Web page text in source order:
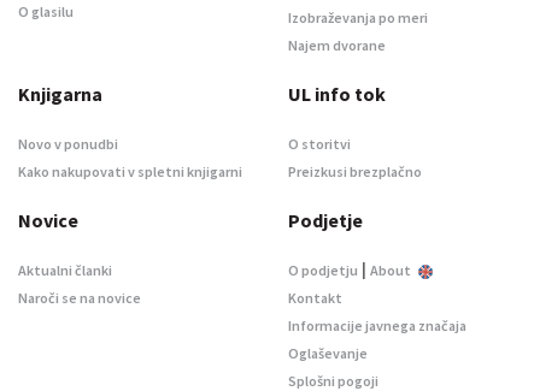
O glasilu
Izobraževanja po meri
Najem dvorane
Knjigarna
Novo v ponudbi
Kako nakupovati v spletni knjigarni
UL info tok
O storitvi
Preizkusi brezplačno
Novice
Aktualni članki
Naroči se na novice
Podjetje
O podjetju | About
Kontakt
Informacije javnega značaja
Oglaševanje
Splošni pogoji